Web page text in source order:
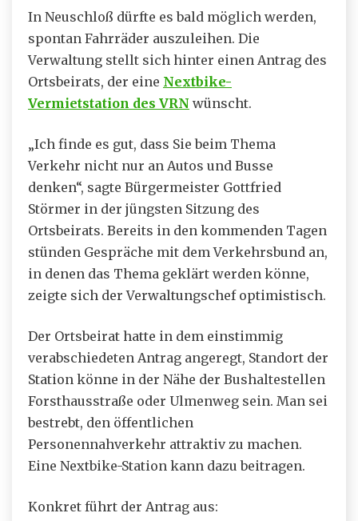
In Neuschloß dürfte es bald möglich werden,
spontan Fahrräder auszuleihen. Die
Verwaltung stellt sich hinter einen Antrag des
Ortsbeirats, der eine Nextbike-
Vermietstation des VRN wünscht.
„Ich finde es gut, dass Sie beim Thema
Verkehr nicht nur an Autos und Busse
denken“, sagte Bürgermeister Gottfried
Störmer in der jüngsten Sitzung des
Ortsbeirats. Bereits in den kommenden Tagen
stünden Gespräche mit dem Verkehrsbund an,
in denen das Thema geklärt werden könne,
zeigte sich der Verwaltungschef optimistisch.
Der Ortsbeirat hatte in dem einstimmig
verabschiedeten Antrag angeregt, Standort der
Station könne in der Nähe der Bushaltestellen
Forsthausstraße oder Ulmenweg sein. Man sei
bestrebt, den öffentlichen
Personennahverkehr attraktiv zu machen.
Eine Nextbike-Station kann dazu beitragen.
Konkret führt der Antrag aus: